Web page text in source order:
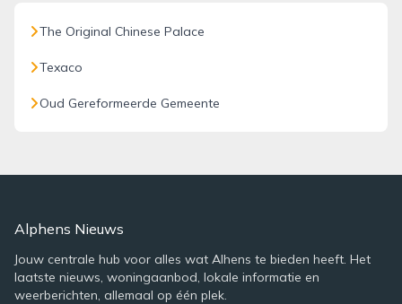
The Original Chinese Palace
Texaco
Oud Gereformeerde Gemeente
Alphens Nieuws
Jouw centrale hub voor alles wat Alhens te bieden heeft. Het
laatste nieuws, woningaanbod, lokale informatie en
weerberichten, allemaal op één plek.